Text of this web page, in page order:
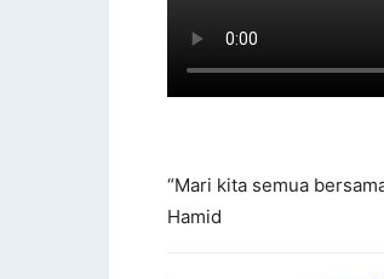
“Mari kita semua
Hamid